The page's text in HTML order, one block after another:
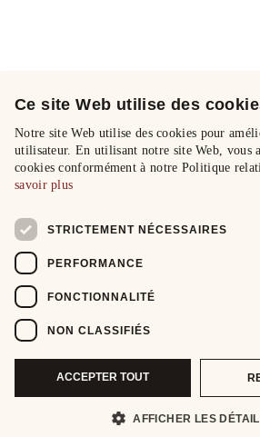
Ce site Web utilise des
Notre site Web utilise des cookies pour
utilisateur. En utilisant notre site Web, vous
cookies conformément à notre Politique
savoir plus
STRICTEMENT NÉCESSAIRES
PERFORMANCE
FONCTIONNALITÉ
NON CLASSIFIÉS
ACCEPTER TOUT
AFFICHER LES